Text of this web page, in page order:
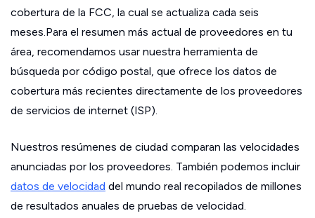
cobertura de la FCC, la cual se actualiza cada seis
meses.Para el resumen más actual de proveedores en tu
área, recomendamos usar nuestra herramienta de
búsqueda por código postal, que ofrece los datos de
cobertura más recientes directamente de los proveedores
de servicios de internet (ISP).
Nuestros resúmenes de ciudad comparan las velocidades
anunciadas por los proveedores. También podemos incluir
datos de velocidad del mundo real recopilados de millones
de resultados anuales de pruebas de velocidad.